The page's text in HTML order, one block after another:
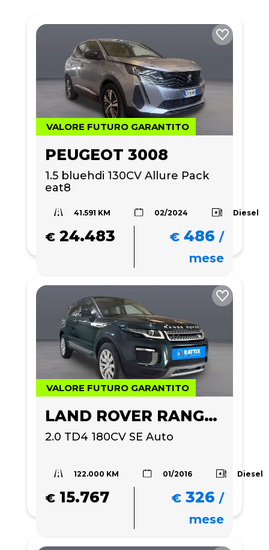
VALORE FUTURO GARANTITO
PEUGEOT 3008
1.5 bluehdi 130CV Allure Pack
eat8
41.591 KM 02/2024 Diesel
€ 24.483 € 486 /
mese
VALORE FUTURO GARANTITO
LAND ROVER RANGE ROVER EVOQUE
2.0 TD4 180CV SE Auto
122.000 KM 01/2016 Diesel
€ 15.767 € 326 /
mese